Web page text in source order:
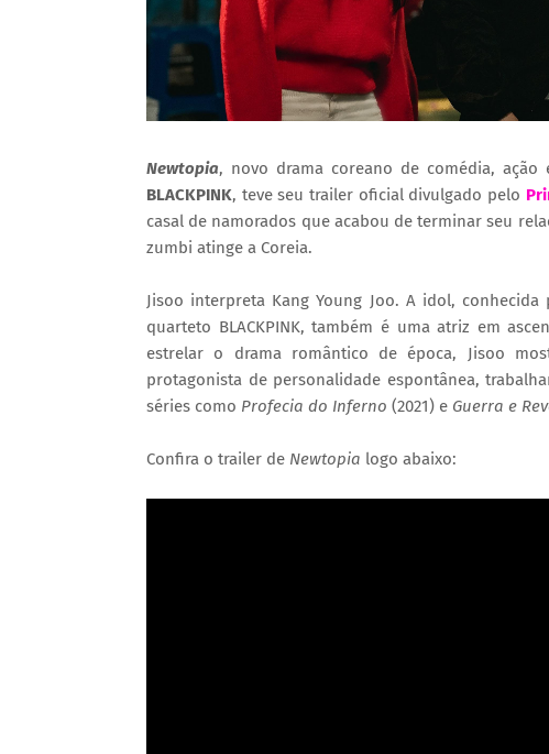
Newtopia, novo drama coreano de comédia,
BLACKPINK, teve seu trailer oficial divulgado pelo
casal de namorados que acabou de terminar seu
zumbi atinge a Coreia.
Jisoo interpreta Kang Young Joo. A idol,
quarteto BLACKPINK, também é uma atriz em
estrelar o drama romântico de época, Jisoo
protagonista de personalidade espontânea,
séries como Profecia do Inferno (2021) e Guerra e
Confira o trailer de Newtopia logo abaixo: